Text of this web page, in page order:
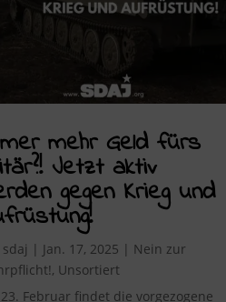
mehr Geld fürs
Jetzt aktiv
gegen Krieg und
sdaj | Jan. 17, 2025 | Nein zur
, Unsortiert
Februar findet die vorgezogene